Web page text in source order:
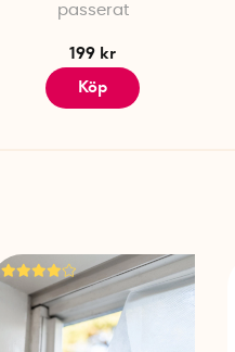
passerat
199 kr
Köp